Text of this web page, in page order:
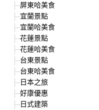
屏東哈美食
宜蘭景點
宜蘭哈美食
花蓮景點
花蓮哈美食
台東景點
台東哈美食
日本之旅
好康優惠
日式建築